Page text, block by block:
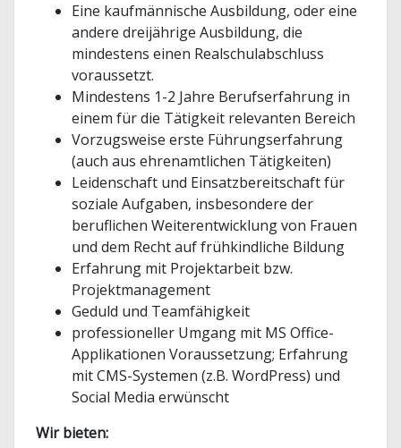
Eine kaufmännische Ausbildung, oder eine
andere dreijährige Ausbildung, die
mindestens einen Realschulabschluss
voraussetzt.
Mindestens 1-2 Jahre Berufserfahrung in
einem für die Tätigkeit relevanten Bereich
Vorzugsweise erste Führungserfahrung
(auch aus ehrenamtlichen Tätigkeiten)
Leidenschaft und Einsatzbereitschaft für
soziale Aufgaben, insbesondere der
beruflichen Weiterentwicklung von Frauen
und dem Recht auf frühkindliche Bildung
Erfahrung mit Projektarbeit bzw.
Projektmanagement
Geduld und Teamfähigkeit
professioneller Umgang mit MS Office-
Applikationen Voraussetzung; Erfahrung
mit CMS-Systemen (z.B. WordPress) und
Social Media erwünscht
Wir bieten: